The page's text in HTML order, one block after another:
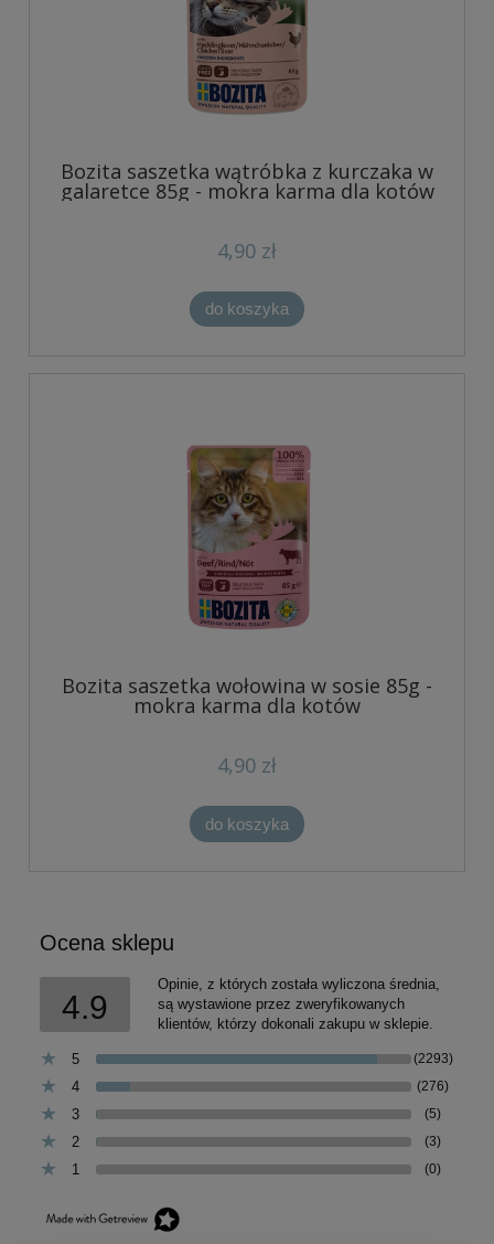
Bozita saszetka wątróbka z kurczaka w
galaretce 85g - mokra karma dla kotów
4,90 zł
do koszyka
Bozita saszetka wołowina w sosie 85g -
mokra karma dla kotów
4,90 zł
do koszyka
Ocena sklepu
4.9
Opinie, z których została wyliczona średnia,
są wystawione przez zweryfikowanych
klientów, którzy dokonali zakupu w sklepie.
5 (2293)
4 (276)
3 (5)
2 (3)
1 (0)